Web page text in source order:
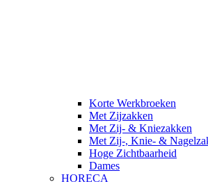
Korte Werkbroeken
Met Zijzakken
Met Zij- & Kniezakken
Met Zij-, Knie- &
Hoge Zichtbaarheid
Dames
HORECA